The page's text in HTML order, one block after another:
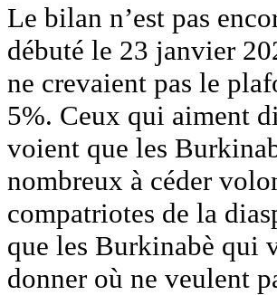
Le bilan n’est pas
débuté le 23 janvier
ne crevaient pas le
5%. Ceux qui aiment
voient que les
nombreux à céder
compatriotes de la
que les Burkinabè qui
donner où ne veulent